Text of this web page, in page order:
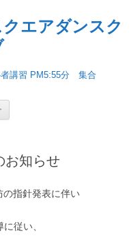
エアダンスク
講習 PM5:55分 集合
お知らせ
の指針発表に伴い
従い、